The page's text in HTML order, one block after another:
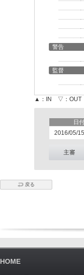
警告
監督
▲：IN ▽：OUT
日
2016/05/15
主審
戻る
HOME